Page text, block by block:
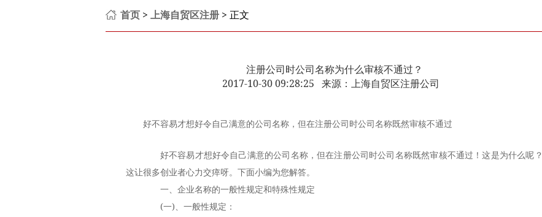
首页 > 上海自贸区注册 > 正文
注册公司时公司名称为什么审核不通过？
2017-10-30 09:28:25 来源：上海自贸区注册公司
好不容易才想好令自己满意的公司名称，但在注册公司时公司名称既然审核不通过
好不容易才想好令自己满意的公司名称，但在注册公司时公司名称既然审核不通过！这是为什么呢？
这让很多创业者心力交瘁呀。下面小编为您解答。
一、企业名称的一般性规定和特殊性规定
(一)、一般性规定：